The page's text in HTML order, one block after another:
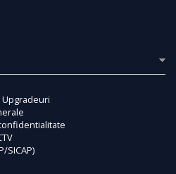
Upgradeuri
SICAP)